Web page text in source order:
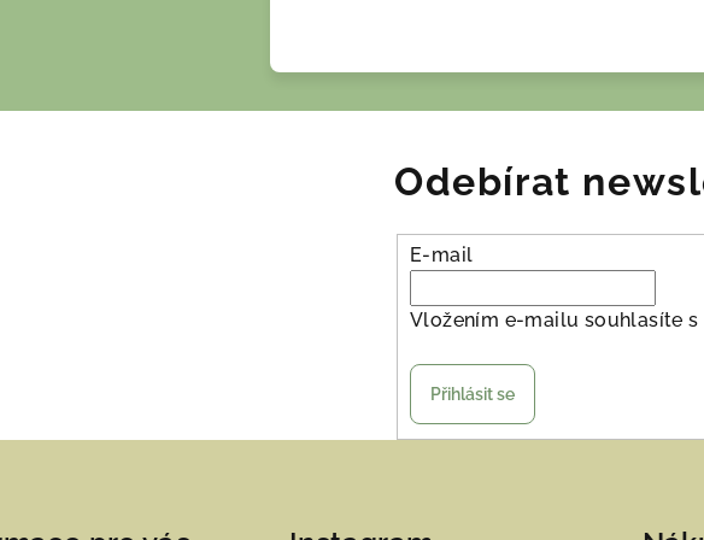
Odebírat
E-mail
Vložením e-mailu souhlasíte s
Přihlásit se